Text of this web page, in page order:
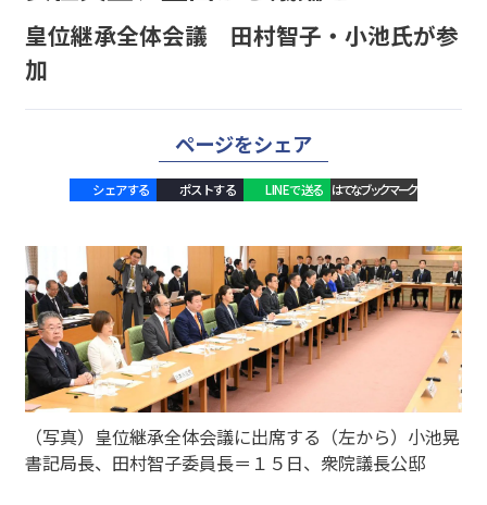
皇位継承全体会議 田村智子・小池氏が参
加
ページをシェア
シェアする ポストする LINEで送る はてなブックマーク
（写真）皇位継承全体会議に出席する（左から）小池晃
書記局長、田村智子委員長＝１５日、衆院議長公邸